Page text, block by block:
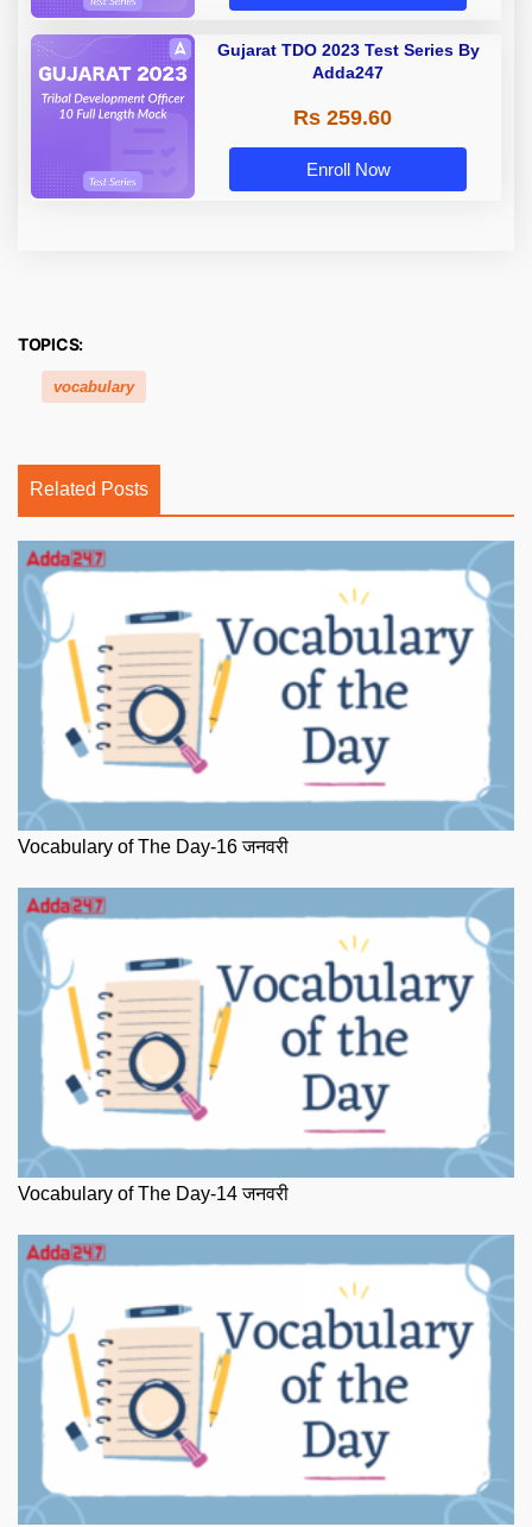
Gujarat TDO 2023 Test Series By
Adda247
Rs 259.60
Enroll Now
TOPICS:
vocabulary
Related Posts
Vocabulary of The Day-16 जनवरी
Vocabulary of The Day-14 जनवरी